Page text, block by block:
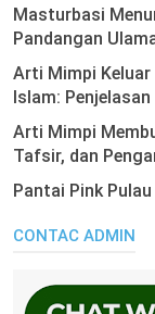
Masturbasi
Pandangan
Arti Mimpi Keluar
Islam:
Arti Mimpi
Tafsir, dan
Pantai Pink
CONTAC ADMIN